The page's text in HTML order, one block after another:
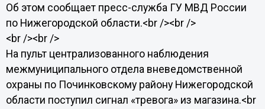
Об этом сообщает пресс-служба ГУ МВД России
по Нижегородской области.<br /><br />
<br /><br />
На пульт централизованного наблюдения
межмуниципального отдела вневедомственной
охраны по Починковскому району Нижегородской
области поступил сигнал «тревога» из магазина.<br